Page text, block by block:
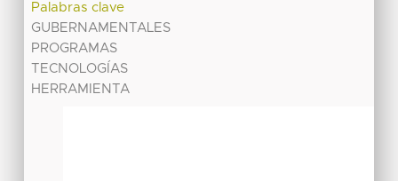
Palabras clave
GUBERNAMENTALES
PROGRAMAS
TECNOLOGÍAS
HERRAMIENTA